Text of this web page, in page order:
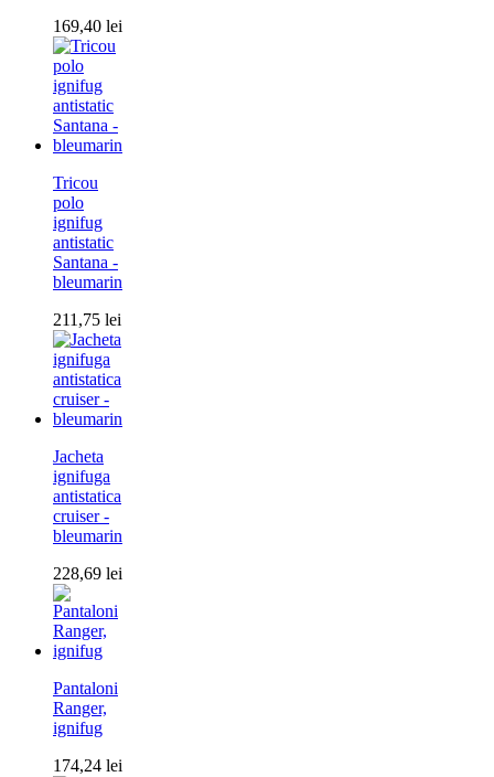
169,40 lei
Tricou
polo
ignifug
antistatic
Santana -
bleumarin
211,75 lei
Jacheta
ignifuga
antistatica
cruiser -
bleumarin
228,69 lei
Pantaloni
Ranger,
ignifug
174,24 lei